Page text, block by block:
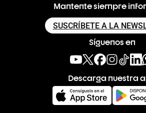
Mantente siempre
SUSCRÍBETE A LA
Síguenos en
Descarga nuestra